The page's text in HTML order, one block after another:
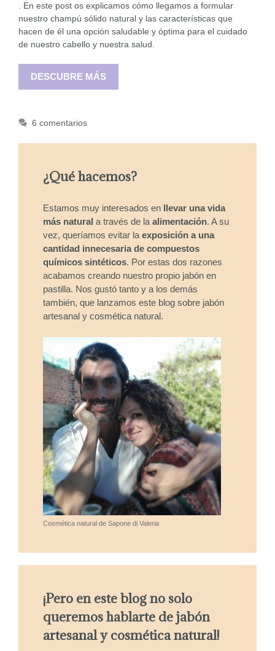
. En este post os explicamos cómo llegamos a formular
nuestro champú sólido natural y las características que
hacen de él una opción saludable y óptima para el cuidado
de nuestro cabello y nuestra salud.
DESCUBRE MÁS
6 comentarios
¿Qué hacemos?
Estamos muy interesados en llevar una vida
más natural a través de la alimentación. A su
vez, queríamos evitar la exposición a una
cantidad innecesaria de compuestos
químicos sintéticos. Por estas dos razones
acabamos creando nuestro propio jabón en
pastilla. Nos gustó tanto y a los demás
también, que lanzamos este blog sobre jabón
artesanal y cosmética natural.
Cosmética natural de Sapone di Valeria
¡Pero en este blog no solo
queremos hablarte de jabón
artesanal y cosmética natural!